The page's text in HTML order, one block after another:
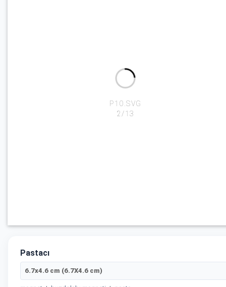
R4.SVG
4/13
Pastacı
6.7x4.6 cm (6.7X4.6 cm)